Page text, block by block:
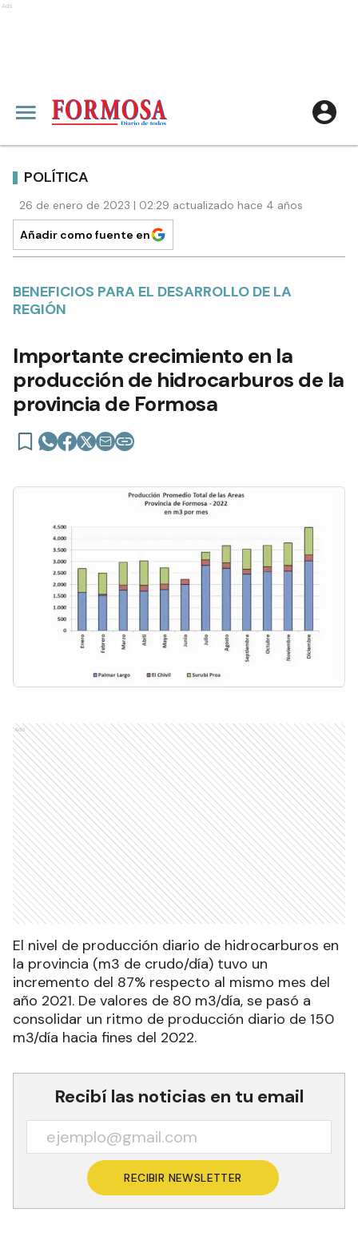
Ads
POLÍTICA
26 de enero de 2023 | 02:29 actualizado hace 4 años
Añadir como fuente en
BENEFICIOS PARA EL DESARROLLO DE LA
REGIÓN
Importante crecimiento en la
producción de hidrocarburos de la
provincia de Formosa
Ads
El nivel de producción diario de hidrocarburos en
la provincia (m3 de crudo/día) tuvo un
incremento del 87% respecto al mismo mes del
año 2021. De valores de 80 m3/día, se pasó a
consolidar un ritmo de producción diario de 150
m3/día hacia fines del 2022.
Recibí las noticias en tu email
RECIBIR NEWSLETTER